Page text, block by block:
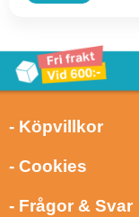
- Köpvillkor
- Cookies
- Frågor & Svar